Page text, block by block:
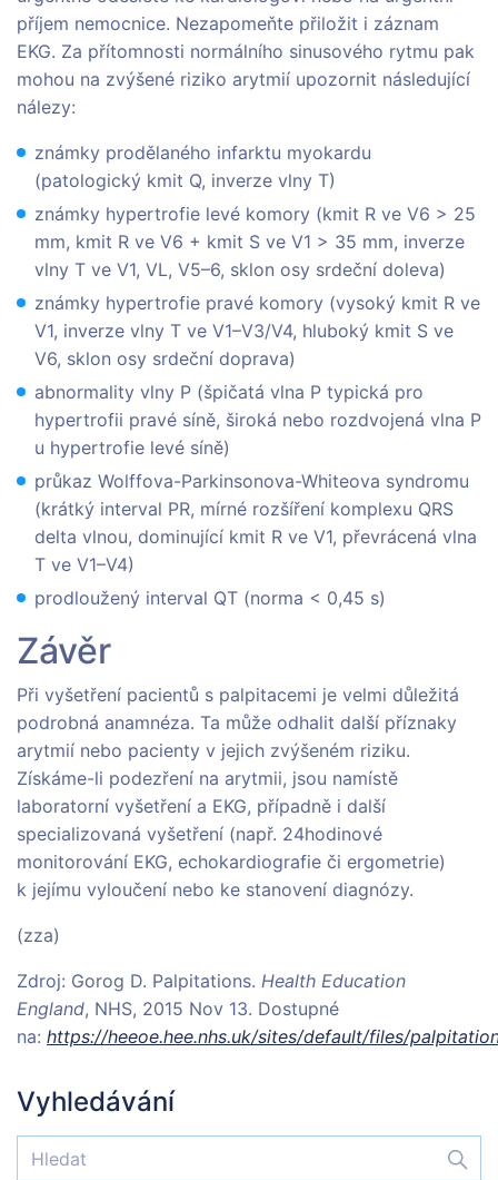
příjem nemocnice. Nezapomeňte přiložit i záznam
EKG. Za přítomnosti normálního sinusového rytmu pak
mohou na zvýšené riziko arytmií upozornit následující
nálezy:
známky prodělaného infarktu myokardu
(patologický kmit Q, inverze vlny T)
známky hypertrofie levé komory (kmit R ve V6 > 25
mm, kmit R ve V6 + kmit S ve V1 > 35 mm, inverze
vlny T ve V1, VL, V5–6, sklon osy srdeční doleva)
známky hypertrofie pravé komory (vysoký kmit R ve
V1, inverze vlny T ve V1–V3/V4, hluboký kmit S ve
V6, sklon osy srdeční doprava)
abnormality vlny P (špičatá vlna P typická pro
hypertrofii pravé síně, široká nebo rozdvojená vlna P
u hypertrofie levé síně)
průkaz Wolffova-Parkinsonova-Whiteova syndromu
(krátký interval PR, mírné rozšíření komplexu QRS
delta vlnou, dominující kmit R ve V1, převrácená vlna
T ve V1–V4)
prodloužený interval QT (norma < 0,45 s)
Závěr
Při vyšetření pacientů s palpitacemi je velmi důležitá
podrobná anamnéza. Ta může odhalit další příznaky
arytmií nebo pacienty v jejich zvýšeném riziku.
Získáme-li podezření na arytmii, jsou namístě
laboratorní vyšetření a EKG, případně i další
specializovaná vyšetření (např. 24hodinové
monitorování EKG, echokardiografie či ergometrie)
k jejímu vyloučení nebo ke stanovení diagnózy.
(zza)
Zdroj: Gorog D. Palpitations. Health Education
England, NHS, 2015 Nov 13. Dostupné
na: https://heeoe.hee.nhs.uk/sites/default/files/
Vyhledávání